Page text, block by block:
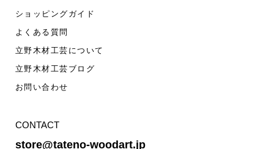
ショッピングガイド
よくある質問
立野木材工芸について
立野木材工芸ブログ
お問い合わせ
CONTACT
store@tateno-woodart.jp